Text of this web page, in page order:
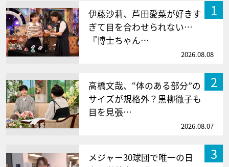
1
伊藤沙莉、芦田愛菜が好きす
ぎて目を合わせられない…
『博士ちゃん…
2026.08.08
2
高橋文哉、“体のある部分”の
サイズが規格外？黒柳徹子も
目を見張…
2026.08.07
3
メジャー30球団で唯一の日